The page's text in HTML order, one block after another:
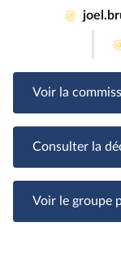
@
Voir la
Consulter la
Voir le groupe